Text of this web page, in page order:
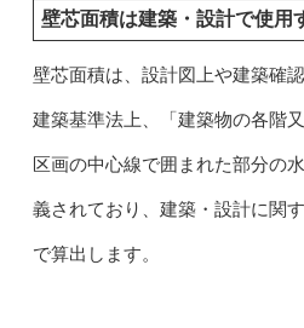
壁芯面積は建築・設計で使用
壁芯面積は、設計図上や建築確
建築基準法上、「建築物の各階
区画の中心線で囲まれた部分の
義されており、建築・設計に関
で算出します。